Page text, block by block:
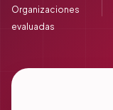
Organizaciones
evaluadas